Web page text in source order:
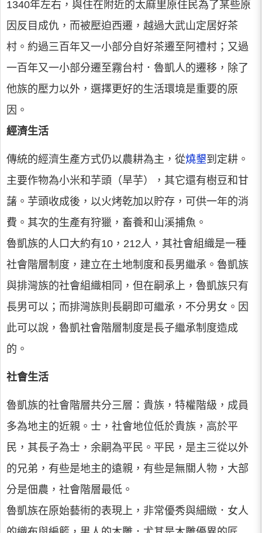
1340年左右，與住在附近的太麻里原住民為了某些原
因反目成仇，而被壓迫西遷，越過大武山定居好茶
村。約過三百年又一小部分自好茶遷至阿禮村；又過
一百年又一小部分遷至霧台村．魯凱人的遷移，除了
他族的壓力以外，選擇更好的生活環境是重要的原
因。
經濟生活
傳統的經濟生產方式仍以農耕為主，從燒墾到定耕。
主要作物為小米和芋頭（旱芋），其它還有樹豆和甘
藷。芋頭收成後，以火烤乾加以貯存，可供一年的消
費。其次的生產有狩獵，畜養和山溪捕魚。
魯凱族的人口大約有10，212人，其社會組織是一種
社會階層制度，建立在土地制度和長男繼承。魯凱族
與排灣族的社會組織相同，但在嗣承上，魯凱族只有
長男可以；而排灣族則長嗣即可繼承，不分男女。因
此可以說，魯凱社會階層制度是長子繼承制度造成
的。
社會生活
魯凱族的社會階層共分三層：貴族，特權階級，成員
多為地主的近親。士，社會地位低於貴族，高於平
民，其長子為士，余嗣為平民。平民，是主三從以外
的兄弟，有些是地主的遠親，有些是無關人物，大部
分是佃農，社會階層最低。
魯凱族在原始藝術的表現上，非常優秀與細緻．女人